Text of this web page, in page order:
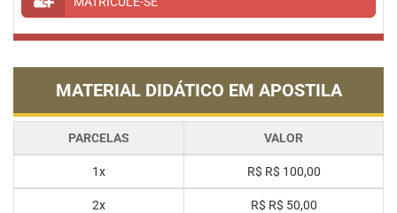
MATERIAL DIDÁTICO EM APOSTILA
PARCELAS VALOR
1x R$ R$ 100,00
2x R$ R$ 50,00